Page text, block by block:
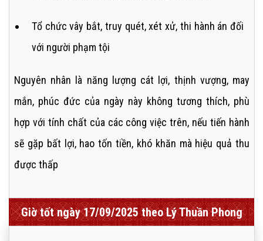
Tổ chức vây bắt, truy quét, xét xử, thi hành án đối
với người phạm tội
Nguyên nhân là năng lượng cát lợi, thịnh vượng, may
mắn, phúc đức của ngày này không tương thích, phù
hợp với tính chất của các công việc trên, nếu tiến hành
sẽ gặp bất lợi, hao tốn tiền, khó khăn mà hiệu quả thu
được thấp
Giờ tốt ngày 17/09/2025 theo Lý Thuần Phong